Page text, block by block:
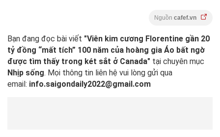
Nguồn cafef.vn
Bạn đang đọc bài viết "Viên kim cương Florentine gần 20
tỷ đồng “mất tích” 100 năm của hoàng gia Áo bất ngờ
được tìm thấy trong két sắt ở Canada" tại chuyên mục
Nhịp sống. Mọi thông tin liên hệ vui lòng gửi qua
email: info.saigondaily2022@gmail.com